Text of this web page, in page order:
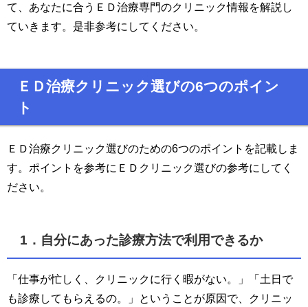
て、あなたに合うＥＤ治療専門のクリニック情報を解説し
ていきます。是非参考にしてください。
ＥＤ治療クリニック選びの6つのポイン
ト
ＥＤ治療クリニック選びのための6つのポイントを記載しま
す。ポイントを参考にＥＤクリニック選びの参考にしてく
ださい。
1．自分にあった診療方法で利用できるか
「仕事が忙しく、クリニックに行く暇がない。」「土日で
も診療してもらえるの。」ということが原因で、クリニッ